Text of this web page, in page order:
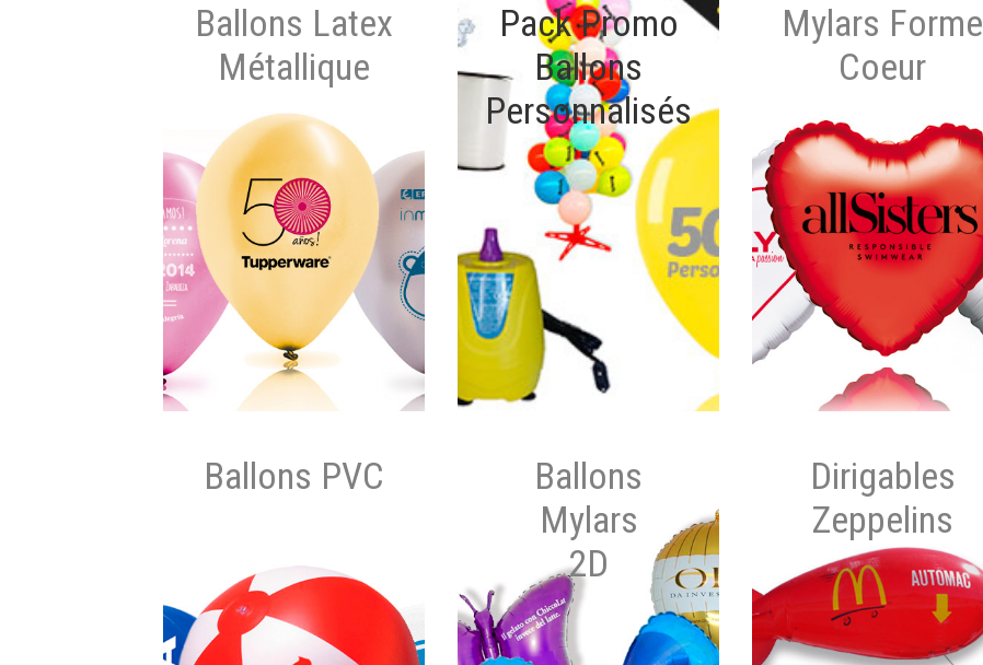
Ballons Latex
Métallique
Pack Promo
Ballons
Personnalisés
Mylars Forme
Coeur
Ballons PVC
Ballons
Mylars
2D
Dirigables
Zeppelins